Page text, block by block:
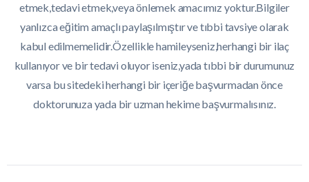
etmek,tedavi etmek,veya önlemek amacımız yoktur.Bilgiler
yanlızca eğitim amaçlı paylaşılmıştır ve tıbbi tavsiye olarak
kabul edilmemelidir.Özellikle hamileyseniz,herhangi bir ilaç
kullanıyor ve bir tedavi oluyor iseniz,yada tıbbi bir durumunuz
varsa bu sitedeki herhangi bir içeriğe başvurmadan önce
doktorunuza yada bir uzman hekime başvurmalısınız.